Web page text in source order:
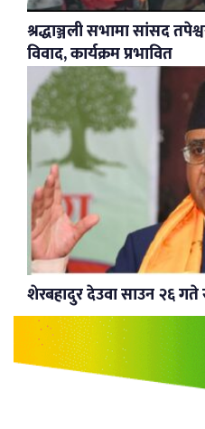
श्रद्धाञ्जली सभामा सांसद
विवाद, कार्यक्रम प्रभावित
शेरबहादुर देउवा साउन २६